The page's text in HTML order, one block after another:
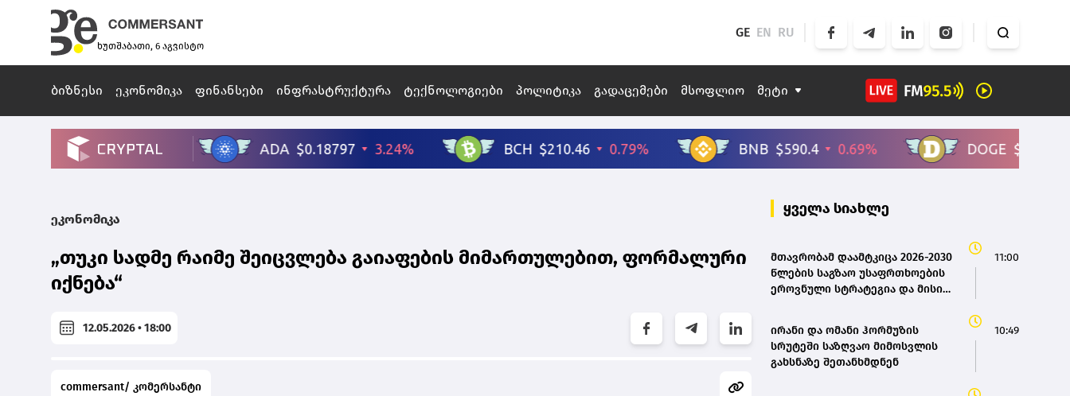
ხუთშაბათი, 6 აგვისტო
GE EN RU
ბიზნესი ეკონომიკა ფინანსები ინფრასტრუქტურა ტექნოლოგიები პოლიტიკა გადაცემები მსოფლიო მეტი
ეკონომიკა
„თუკი სადმე რაიმე შეიცვლება გაიაფების მიმართულებით, ფორმალური
იქნება“
12.05.2026 • 18:00
commersant/ კომერსანტი
ყველა სიახლე
მთავრობამ დაამტკიცა 2026-2030
წლების საგზაო უსაფრთხოების
ეროვნული სტრატეგია და მისი
11:00
ირანი და ომანი ჰორმუზის
სრუტეში საზღვაო მიმოსვლის
გახსნაზე შეთანხმდნენ
10:49